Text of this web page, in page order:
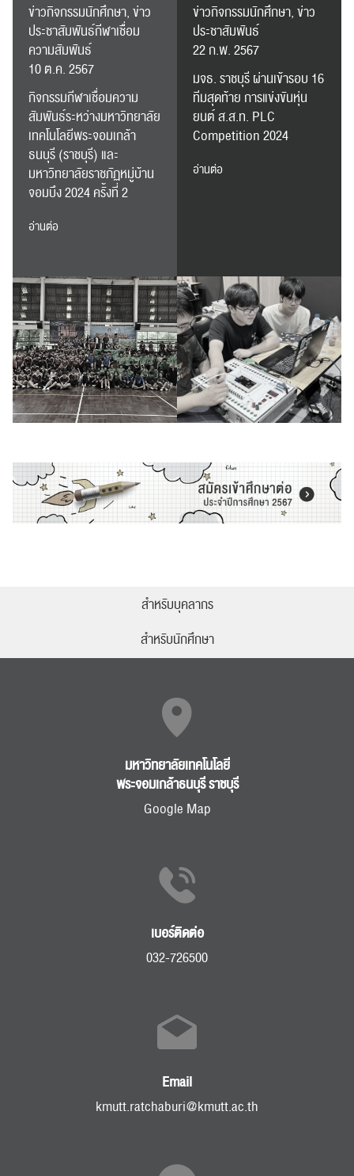
ข่าวกิจกรรมนักศึกษา, ข่าว
ประชาสัมพันธ์กีฬาเชื่อม
ความสัมพันธ์
10 ต.ค. 2567
กิจกรรมกีฬาเชื่อมความ
สัมพันธ์ระหว่างมหาวิทยาลัย
เทคโนโลยีพระจอมเกล้า
ธนบุรี (ราชบุรี) และ
มหาวิทยาลัยราชภัฏหมู่บ้าน
จอมบึง 2024 ครั้งที่ 2
อ่านต่อ
ข่าวกิจกรรมนักศึกษา, ข่าว
ประชาสัมพันธ์
22 ก.พ. 2567
มจธ. ราชบุรี ผ่านเข้ารอบ 16
ทีมสุดท้าย การแข่งขันหุ่น
ยนต์ ส.ส.ท. PLC
Competition 2024
อ่านต่อ
สำหรับบุคลากร
สำหรับนักศึกษา
มหาวิทยาลัยเทคโนโลยี
พระจอมเกล้าธนบุรี ราชบุรี
Google Map
เบอร์ติดต่อ
032-726500
Email
kmutt.ratchaburi@kmutt.ac.th